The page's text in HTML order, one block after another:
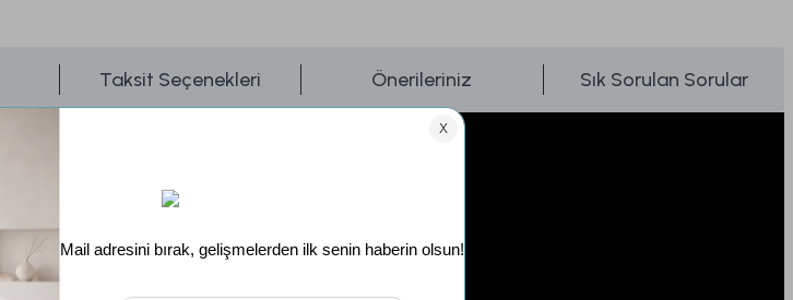
Taksit Seçenekleri Önerileriniz Sık Sorulan Sorular